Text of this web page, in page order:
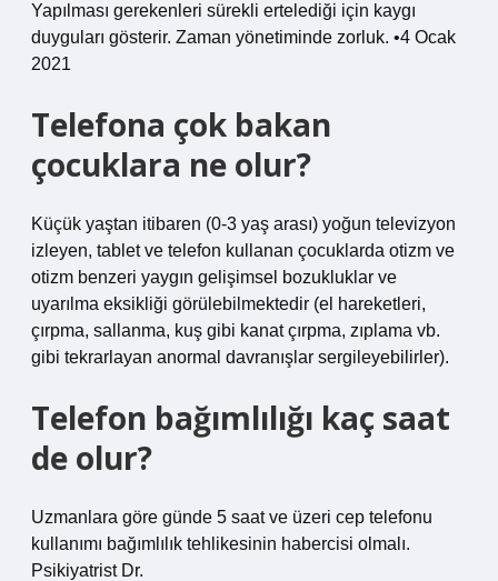
Yapılması gerekenleri sürekli ertelediği için kaygı
duyguları gösterir. Zaman yönetiminde zorluk. •4 Ocak
2021
Telefona çok bakan
çocuklara ne olur?
Küçük yaştan itibaren (0-3 yaş arası) yoğun televizyon
izleyen, tablet ve telefon kullanan çocuklarda otizm ve
otizm benzeri yaygın gelişimsel bozukluklar ve
uyarılma eksikliği görülebilmektedir (el hareketleri,
çırpma, sallanma, kuş gibi kanat çırpma, zıplama vb.
gibi tekrarlayan anormal davranışlar sergileyebilirler).
Telefon bağımlılığı kaç saat
de olur?
Uzmanlara göre günde 5 saat ve üzeri cep telefonu
kullanımı bağımlılık tehlikesinin habercisi olmalı.
Psikiyatrist Dr.